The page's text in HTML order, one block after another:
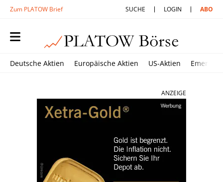
Zum PLATOW Brief SUCHE LOGIN ABO
Deutsche Aktien Europäische Aktien US-Aktien
ANZEIGE